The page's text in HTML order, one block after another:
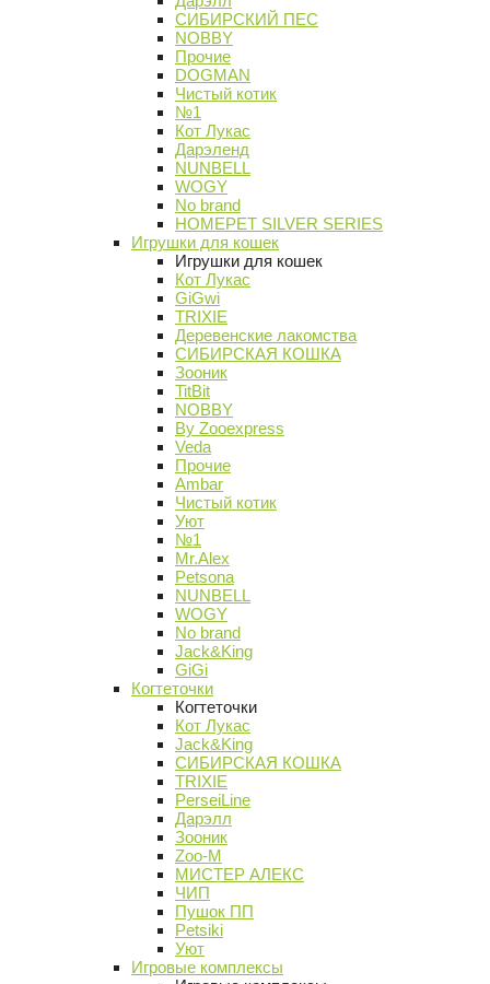
СИБИРСКИЙ ПЕС
NOBBY
Прочие
DOGMAN
Чистый котик
№1
Кот Лукас
Дарэленд
NUNBELL
WOGY
No brand
HOMEPET SILVER SERIES
Игрушки для кошек
Игрушки для кошек
Кот Лукас
GiGwi
TRIXIE
Деревенские лакомства
СИБИРСКАЯ КОШКА
Зооник
TitBit
NOBBY
By Zooexpress
Veda
Прочие
Ambar
Чистый котик
Уют
№1
Mr.Alex
Petsona
NUNBELL
WOGY
No brand
Jack&King
GiGi
Когтеточки
Когтеточки
Кот Лукас
Jack&King
СИБИРСКАЯ КОШКА
TRIXIE
PerseiLine
Дарэлл
Зооник
Zoo-M
МИСТЕР АЛЕКС
ЧИП
Пушок ПП
Petsiki
Уют
Игровые комплексы